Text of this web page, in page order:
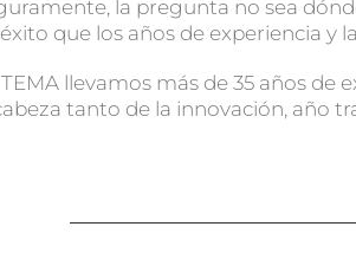
la pregunta no sea
que los años de experiencia y
TEMA llevamos más de 35 años
tanto de la innovación, año